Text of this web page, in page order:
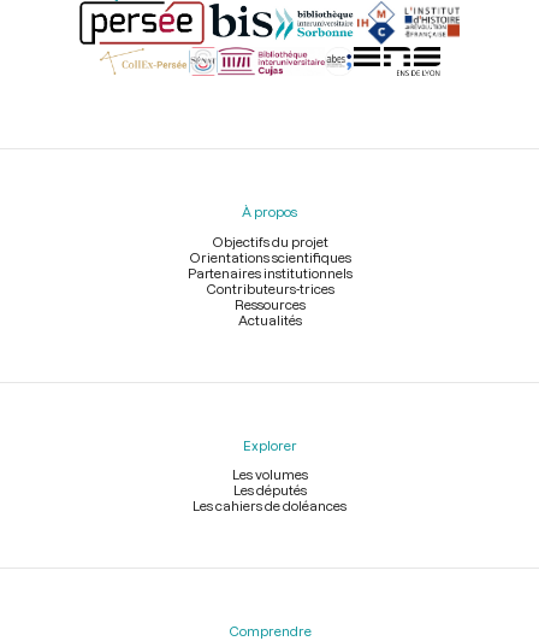
Menu
À propos
Objectifs du projet
Orientations scientifiques
Partenaires institutionnels
Contributeurs-trices
Ressources
Actualités
Explorer
Les volumes
Les députés
Les cahiers de doléances
Comprendre